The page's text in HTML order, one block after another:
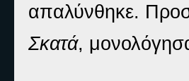
απαλύνθηκε.
Σκατά,